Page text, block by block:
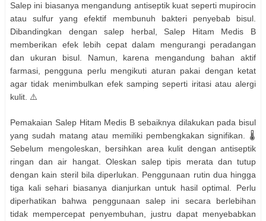
Salep ini biasanya mengandung antiseptik kuat seperti mupirocin
atau sulfur yang efektif membunuh bakteri penyebab bisul.
Dibandingkan dengan salep herbal, Salep Hitam Medis B
memberikan efek lebih cepat dalam mengurangi peradangan
dan ukuran bisul. Namun, karena mengandung bahan aktif
farmasi, pengguna perlu mengikuti aturan pakai dengan ketat
agar tidak menimbulkan efek samping seperti iritasi atau alergi
kulit. ⚠️
Pemakaian Salep Hitam Medis B sebaiknya dilakukan pada bisul
yang sudah matang atau memiliki pembengkakan signifikan. 🌡️
Sebelum mengoleskan, bersihkan area kulit dengan antiseptik
ringan dan air hangat. Oleskan salep tipis merata dan tutup
dengan kain steril bila diperlukan. Penggunaan rutin dua hingga
tiga kali sehari biasanya dianjurkan untuk hasil optimal. Perlu
diperhatikan bahwa penggunaan salep ini secara berlebihan
tidak mempercepat penyembuhan, justru dapat menyebabkan